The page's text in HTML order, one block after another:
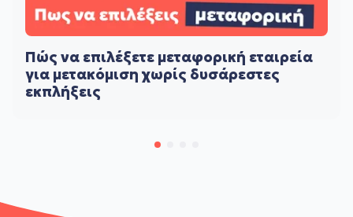
Πώς να επιλέξετε μεταφορική εταιρεία
για μετακόμιση χωρίς δυσάρεστες
εκπλήξεις